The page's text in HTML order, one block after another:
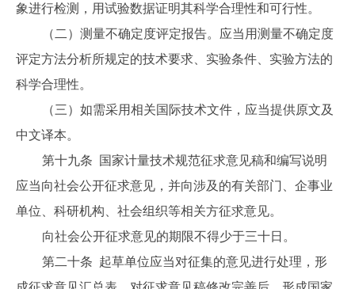
象进行检测，用试验数据证明其科学合理性和可行性。
（二）测量不确定度评定报告。应当用测量不确定度
评定方法分析所规定的技术要求、实验条件、实验方法的
科学合理性。
（三）如需采用相关国际技术文件，应当提供原文及
中文译本。
第十九条 国家计量技术规范征求意见稿和编写说明
应当向社会公开征求意见，并向涉及的有关部门、企事业
单位、科研机构、社会组织等相关方征求意见。
向社会公开征求意见的期限不得少于三十日。
第二十条 起草单位应当对征集的意见进行处理，形